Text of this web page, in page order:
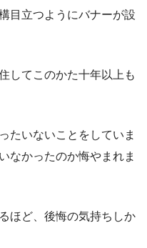
目立つようにバナーが設
してこのかた十年以上も
たいないことをしていま
なかったのか悔やまれま
ほど、後悔の気持ちしか